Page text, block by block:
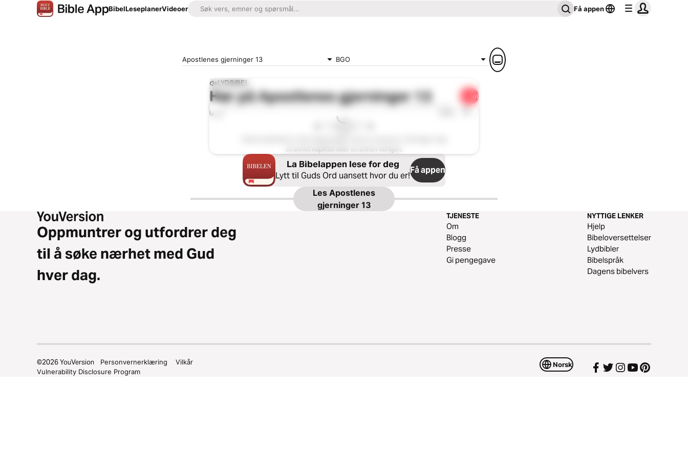
BibelLeseplanerVideoer Få appen
Apostlenes gjerninger 13 BGO
LYDBIBEL
Hør påApostlenes gjerninger 13 Del
0:00
et annet kapittel eller en annen versjon.
La Bibelappen lese for deg
Lytt til Guds Ord uansett hvor du er!Få appen
Les Apostlenes
gjerninger 13
Oppmuntrer og utfordrer deg
til å søke nærhet med Gud
hver dag.
TJENESTE
Om
Blogg
Presse
Gi pengegave
NYTTIGE LENKER
Hjelp
Bibeloversettelser
Lydbibler
Bibelspråk
Dagens bibelvers
Norsk
©2026YouVersion Personvernerklæring
Vilkår
Vulnerability Disclosure Program